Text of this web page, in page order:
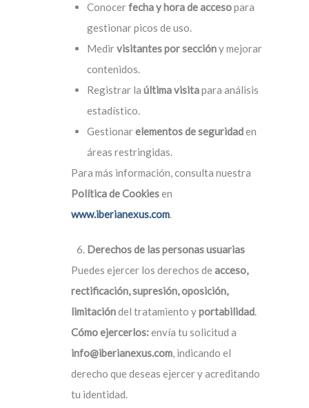
Conocerfecha y hora de accesopara
gestionar picos de uso.
Medirvisitantes por seccióny mejorar
contenidos.
Registrar la última visitapara análisis
estadístico.
Gestionarelementos de seguridaden
áreas restringidas.
Para más información, consulta nuestra
Política de Cookiesen
www.iberianexus.com.
Derechos de las personas usuarias
Puedes ejercer los derechos deacceso,
rectificación, supresión, oposición,
limitacióndel tratamiento yportabilidad.
Cómo ejercerlos:envía tu solicitud a
info@iberianexus.com, indicando el
derecho que deseas ejercer y acreditando
tu identidad.